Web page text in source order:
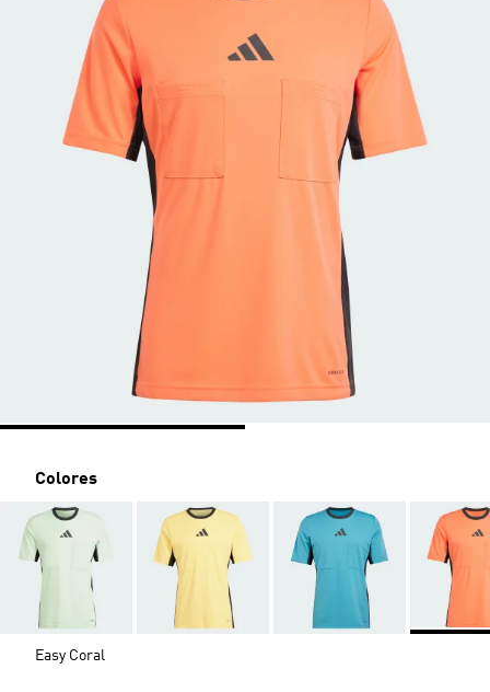
Colores
Easy Coral